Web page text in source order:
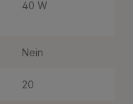
40 W
Nein
20